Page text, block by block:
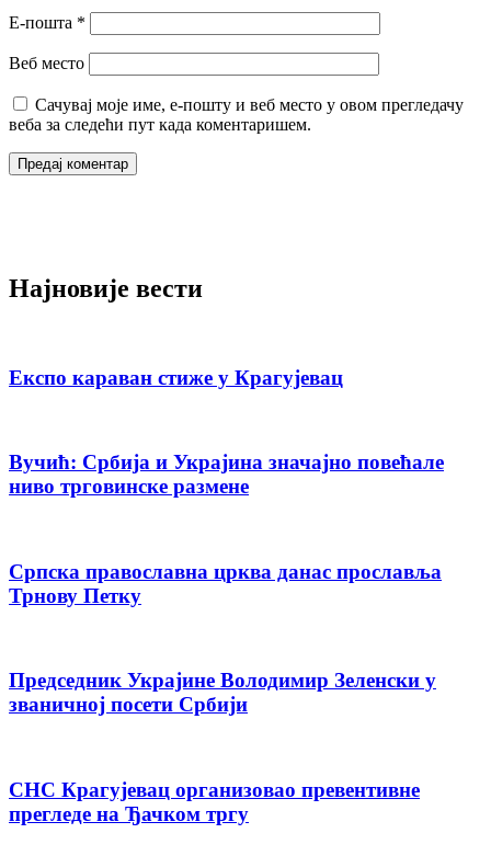
Е-пошта *
Веб место
Сачувај моје име, е-пошту и веб место у овом прегледачу
веба за следећи пут када коментаришем.
Најновије вести
Експо караван стиже у Крагујевац
Вучић: Србија и Украјина значајно повећале
ниво трговинске размене
Српска православна црква данас прославља
Трнову Петку
Председник Украјине Володимир Зеленски у
званичној посети Србији
СНС Крагујевац организовао превентивне
прегледе на Ђачком тргу